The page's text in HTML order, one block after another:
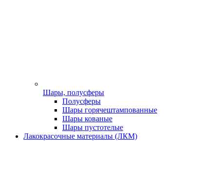
Шары, полусферы
Полусферы
Шары горячештампованные
Шары кованые
Шары пустотелые
Лакокрасочные материалы (ЛКМ)